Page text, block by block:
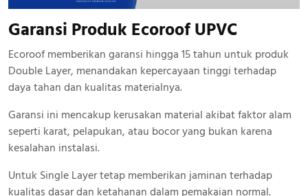
Garansi Produk Ecoroof UPVC
Ecoroof memberikan garansi hingga 15 tahun untuk produk
Double Layer, menandakan kepercayaan tinggi terhadap
daya tahan dan kualitas materialnya.
Garansi ini mencakup kerusakan material akibat faktor alam
seperti karat, pelapukan, atau bocor yang bukan karena
kesalahan instalasi.
Untuk Single Layer tetap memberikan jaminan terhadap
kualitas dasar dan ketahanan dalam pemakaian normal.